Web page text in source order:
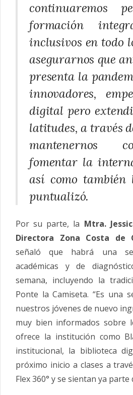
continuaremos
formación
inclusivos en todo
asegurarnos que
presenta la
innovadores,
digital pero
latitudes, a través
mantenernos
fomentar la
así como también
puntualizó.
Por su parte, la Mtra.
Directora Zona Costa de
señaló que habrá una
académicas y de
semana, incluyendo la
Ponte la Camiseta. “Es una
nuestros jóvenes de nuevo
muy bien informados sobre
ofrece la institución como
institucional, la biblioteca
próximo inicio a clases a
Flex 360° y se sientan ya parte